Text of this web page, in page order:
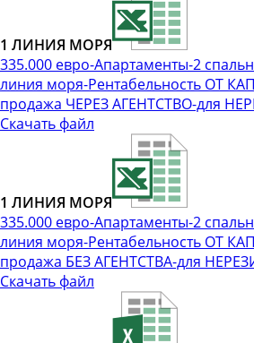
1 ЛИНИЯ МОРЯ
335.000 евро-Апартаменты-2
линия моря-Рентабельность ОТ
продажа ЧЕРЕЗ АГЕНТСТВО-для
Скачать файл
1 ЛИНИЯ МОРЯ
335.000 евро-Апартаменты-2
линия моря-Рентабельность ОТ
продажа БЕЗ АГЕНТСТВА-для
Скачать файл